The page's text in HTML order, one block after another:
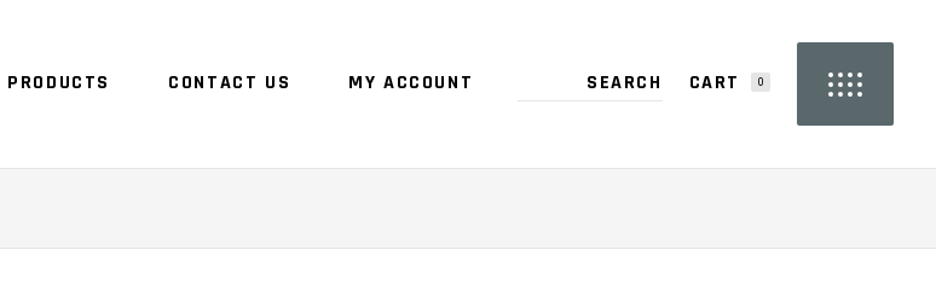
PRODUCTS CONTACT US MY ACCOUNT CART 0
NO PRODUCTS IN THE CART.